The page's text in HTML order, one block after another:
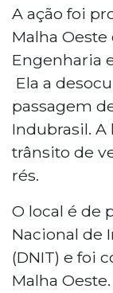
A ação foi
Malha
Engenharia
Ela a
passagem
Indubrasil. A
trânsito de
rés.
O local é de
Nacional de
(DNIT) e foi
Malha